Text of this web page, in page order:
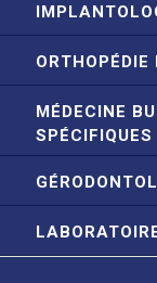
MÉDECINE